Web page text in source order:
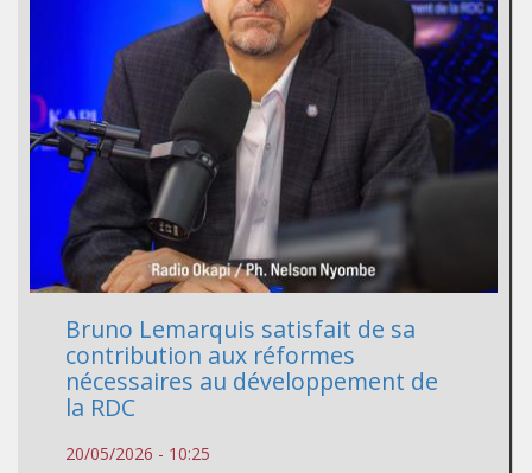
Bruno Lemarquis satisfait de sa
contribution aux réformes
nécessaires au développement de
la RDC
20/05/2026 - 10:25